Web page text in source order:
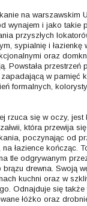
na warszawskim
wynajem i jako takie
przyszłych
sypialnię i łazienkę
oraz
Powstała przestrzeń
w pamięć
formalnych,
rzuca się w oczy, jest
która przewija
poczynając od
łazience kończąc.
tle odgrywanym
drewna. Swoją
kuchni oraz w
Odnajduje się
łóżko oraz